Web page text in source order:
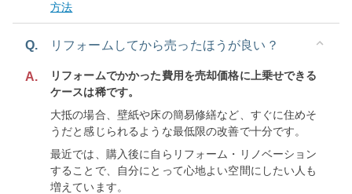
方法
Q. リフォームしてから売ったほうが良い？
A.
リフォームでかかった費用を売却価格に上乗せできる
ケースは稀です。
大抵の場合、壁紙や床の簡易修繕など、すぐに住めそ
うだと感じられるような最低限の改善で十分です。
最近では、購入後に自らリフォーム・リノベーション
することで、自分にとって心地よい空間にしたい人も
増えています。